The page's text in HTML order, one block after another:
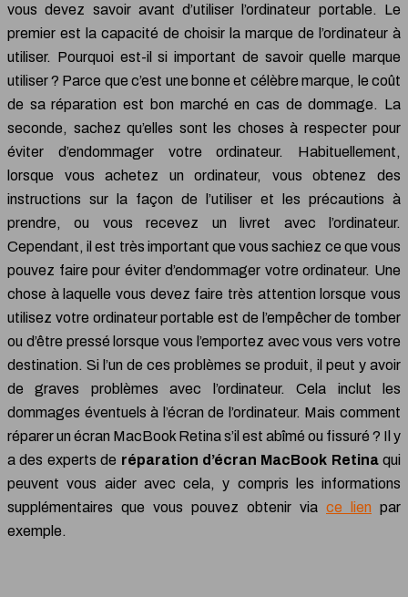
vous devez savoir avant d’utiliser l’ordinateur portable. Le
premier est la capacité de choisir la marque de l’ordinateur à
utiliser. Pourquoi est-il si important de savoir quelle marque
utiliser ? Parce que c’est une bonne et célèbre marque, le coût
de sa réparation est bon marché en cas de dommage. La
seconde, sachez qu’elles sont les choses à respecter pour
éviter d’endommager votre ordinateur. Habituellement,
lorsque vous achetez un ordinateur, vous obtenez des
instructions sur la façon de l’utiliser et les précautions à
prendre, ou vous recevez un livret avec l’ordinateur.
Cependant, il est très important que vous sachiez ce que vous
pouvez faire pour éviter d’endommager votre ordinateur. Une
chose à laquelle vous devez faire très attention lorsque vous
utilisez votre ordinateur portable est de l’empêcher de tomber
ou d’être pressé lorsque vous l’emportez avec vous vers votre
destination. Si l’un de ces problèmes se produit, il peut y avoir
de graves problèmes avec l’ordinateur. Cela inclut les
dommages éventuels à l’écran de l’ordinateur. Mais comment
réparer un écran MacBook Retina s’il est abîmé ou fissuré ? Il y
a des experts de réparation d’écran MacBook Retinaqui
peuvent vous aider avec cela, y compris les informations
supplémentaires que vous pouvez obtenir via ce lien par
exemple.